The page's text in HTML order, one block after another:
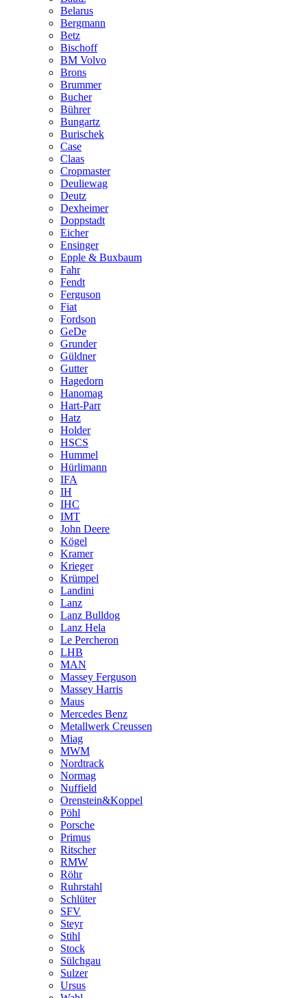
Belarus
Bergmann
Betz
Bischoff
BM Volvo
Brons
Brummer
Bucher
Bührer
Bungartz
Burischek
Case
Claas
Cropmaster
Deuliewag
Deutz
Dexheimer
Doppstadt
Eicher
Ensinger
Epple & Buxbaum
Fahr
Fendt
Ferguson
Fiat
Fordson
GeDe
Grunder
Güldner
Gutter
Hagedorn
Hanomag
Hart-Parr
Hatz
Holder
HSCS
Hummel
Hürlimann
IFA
IH
IHC
IMT
John Deere
Kögel
Kramer
Krieger
Krümpel
Landini
Lanz
Lanz Bulldog
Lanz Hela
Le Percheron
LHB
MAN
Massey Ferguson
Massey Harris
Maus
Mercedes Benz
Metallwerk Creussen
Miag
MWM
Nordtrack
Normag
Nuffield
Orenstein&Koppel
Pöhl
Porsche
Primus
Ritscher
RMW
Röhr
Ruhrstahl
Schlüter
SFV
Steyr
Stihl
Stock
Sülchgau
Sulzer
Ursus